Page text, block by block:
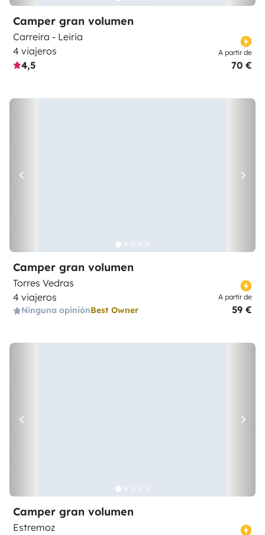
Camper gran volumen
Carreira - Leiria
4 viajeros
4,5
A partir de
70 €
Camper gran volumen
Torres Vedras
4 viajeros
Ninguna opiniónBest Owner
A partir de
59 €
Camper gran volumen
Estremoz